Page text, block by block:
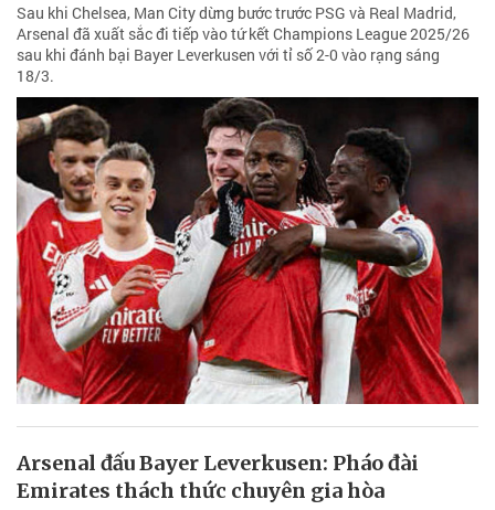
Sau khi Chelsea, Man City dừng bước trước PSG và Real Madrid,
Arsenal đã xuất sắc đi tiếp vào tứ kết Champions League 2025/26
sau khi đánh bại Bayer Leverkusen với tỉ số 2-0 vào rạng sáng
18/3.
Arsenal đấu Bayer Leverkusen: Pháo đài
Emirates thách thức chuyên gia hòa